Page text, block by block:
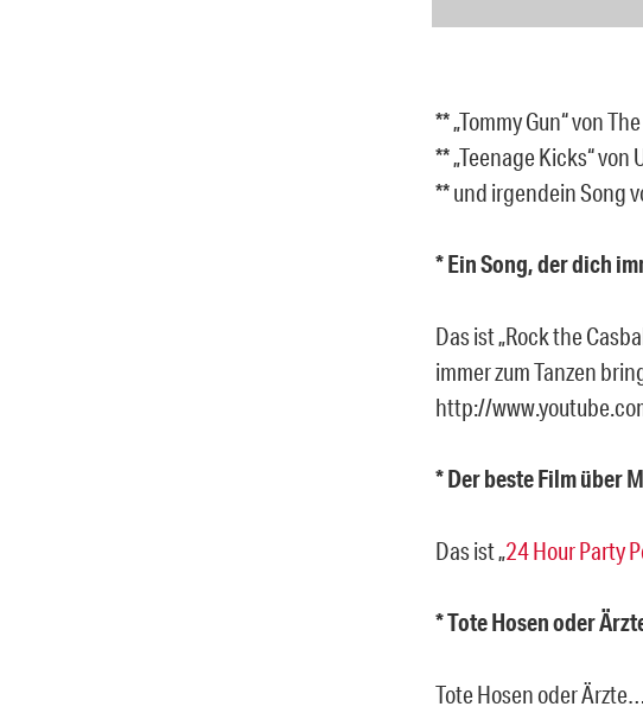
** „Tommy Gun“ von
** „Teenage Kicks“ von
** und irgendein Song
* Ein Song, der dich
Das ist „Rock the
immer zum Tanzen
http://
* Der beste Film über
Das ist „24 Hour Party
* Tote Hosen oder
Tote Hosen oder